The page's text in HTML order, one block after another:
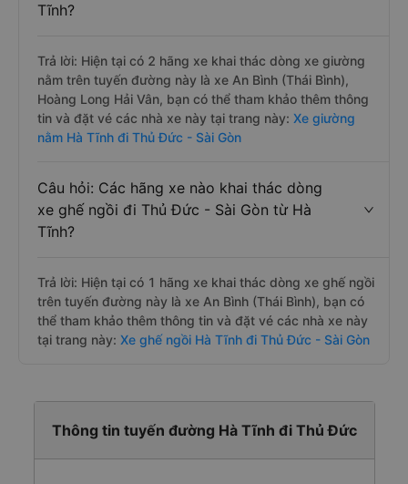
Tĩnh?
Trả lời: Hiện tại có 2 hãng xe khai thác dòng xe giường
nằm trên tuyến đường này là xe An Bình (Thái Bình),
Hoàng Long Hải Vân, bạn có thể tham khảo thêm thông
tin và đặt vé các nhà xe này tại trang này: Xe giường
nằm Hà Tĩnh đi Thủ Đức - Sài Gòn
Câu hỏi: Các hãng xe nào khai thác dòng
xe ghế ngồi đi Thủ Đức - Sài Gòn từ Hà
Tĩnh?
Trả lời: Hiện tại có 1 hãng xe khai thác dòng xe ghế ngồi
trên tuyến đường này là xe An Bình (Thái Bình), bạn có
thể tham khảo thêm thông tin và đặt vé các nhà xe này
tại trang này: Xe ghế ngồi Hà Tĩnh đi Thủ Đức - Sài Gòn
Thông tin tuyến đường Hà Tĩnh đi Thủ Đức